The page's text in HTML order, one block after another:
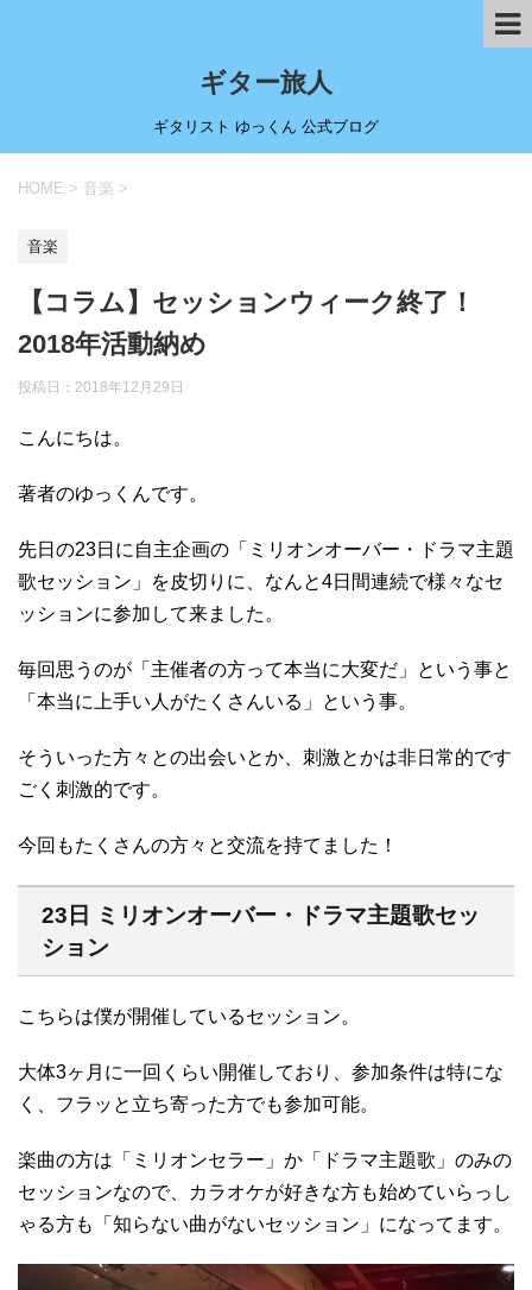
ギター旅人
ギタリスト ゆっくん 公式ブログ
HOME > 音楽 >
音楽
【コラム】セッションウィーク終了！
2018年活動納め
投稿日： 2018年12月29日
こんにちは。
著者のゆっくんです。
先日の23日に自主企画の「ミリオンオーバー・ドラマ主題
歌セッション」を皮切りに、なんと4日間連続で様々なセ
ッションに参加して来ました。
毎回思うのが「主催者の方って本当に大変だ」という事と
「本当に上手い人がたくさんいる」という事。
そういった方々との出会いとか、刺激とかは非日常的です
ごく刺激的です。
今回もたくさんの方々と交流を持てました！
23日 ミリオンオーバー・ドラマ主題歌セッ
ション
こちらは僕が開催しているセッション。
大体3ヶ月に一回くらい開催しており、参加条件は特にな
く、フラッと立ち寄った方でも参加可能。
楽曲の方は「ミリオンセラー」か「ドラマ主題歌」のみの
セッションなので、カラオケが好きな方も始めていらっし
ゃる方も「知らない曲がないセッション」になってます。